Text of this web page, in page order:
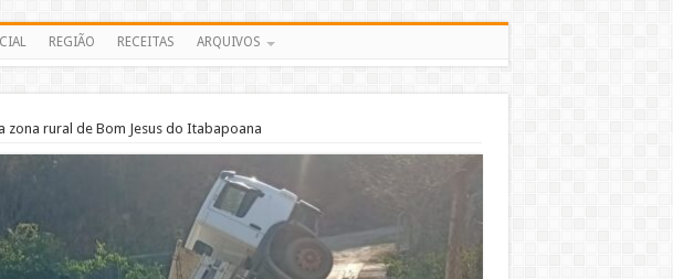
REGIÃO RECEITAS ARQUIVOS
zona rural de Bom Jesus do Itabapoana